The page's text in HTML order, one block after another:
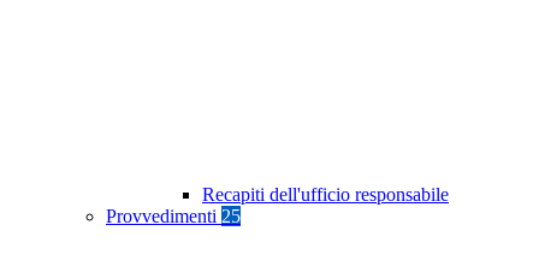
Recapiti dell'ufficio responsabile
Provvedimenti 25